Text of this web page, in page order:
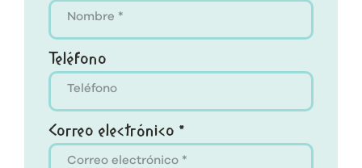
Teléfono
Correo electrónico *